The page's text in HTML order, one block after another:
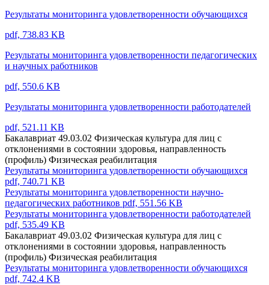
Результаты мониторинга удовлетворенности обучающихся
pdf, 738.83 KB
Результаты мониторинга удовлетворенности педагогических
и научных работников
pdf, 550.6 KB
Результаты мониторинга удовлетворенности работодателей
pdf, 521.11 KB
Бакалавриат 49.03.02 Физическая культура для лиц с
отклонениями в состоянии здоровья, направленность
(профиль) Физическая реабилитация
Результаты мониторинга удовлетворенности обучающихся
pdf, 740.71 KB
Результаты мониторинга удовлетворенности научно-
педагогических работников pdf, 551.56 KB
Результаты мониторинга удовлетворенности работодателей
pdf, 535.49 KB
Бакалавриат 49.03.02 Физическая культура для лиц с
отклонениями в состоянии здоровья, направленность
(профиль) Физическая реабилитация
Результаты мониторинга удовлетворенности обучающихся
pdf, 742.4 KB